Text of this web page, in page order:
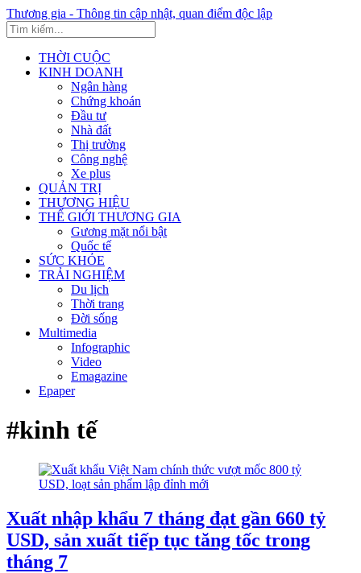
Thương gia - Thông tin cập nhật, quan điểm độc lập
THỜI CUỘC
KINH DOANH
Ngân hàng
Chứng khoán
Đầu tư
Nhà đất
Thị trường
Công nghệ
Xe plus
QUẢN TRỊ
THƯƠNG HIỆU
THẾ GIỚI THƯƠNG GIA
Gương mặt nổi bật
Quốc tế
SỨC KHỎE
TRẢI NGHIỆM
Du lịch
Thời trang
Đời sống
Multimedia
Infographic
Video
Emagazine
Epaper
#kinh tế
Xuất nhập khẩu 7 tháng đạt gần 660 tỷ
USD, sản xuất tiếp tục tăng tốc trong
tháng 7